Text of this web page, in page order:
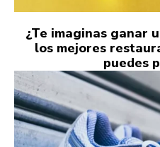
¿Te imaginas ganar
los mejores
puedes